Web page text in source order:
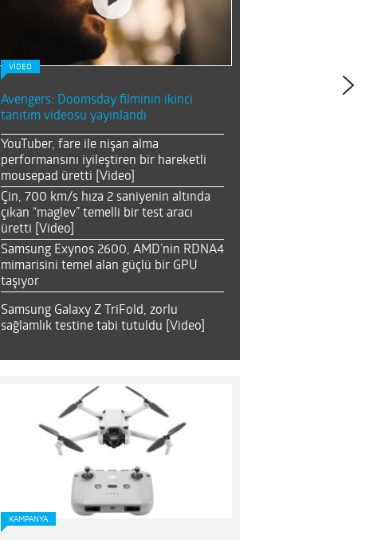
VİDEO
Avengers: Doomsday filminin ikinci
tanıtım videosu yayınlandı
YouTuber, fare ile nişan alma
performansını iyileştiren bir hareketli
mousepad üretti [Video]
Çin, 700 km/s hıza 2 saniyenin altında
çıkan “maglev” temelli bir test aracı
üretti [Video]
Samsung Exynos 2600, AMD’nin RDNA4
mimarisini temel alan güçlü bir GPU
taşıyor
Samsung Galaxy Z TriFold, zorlu
sağlamlık testine tabi tutuldu [Video]
KAMPANYA